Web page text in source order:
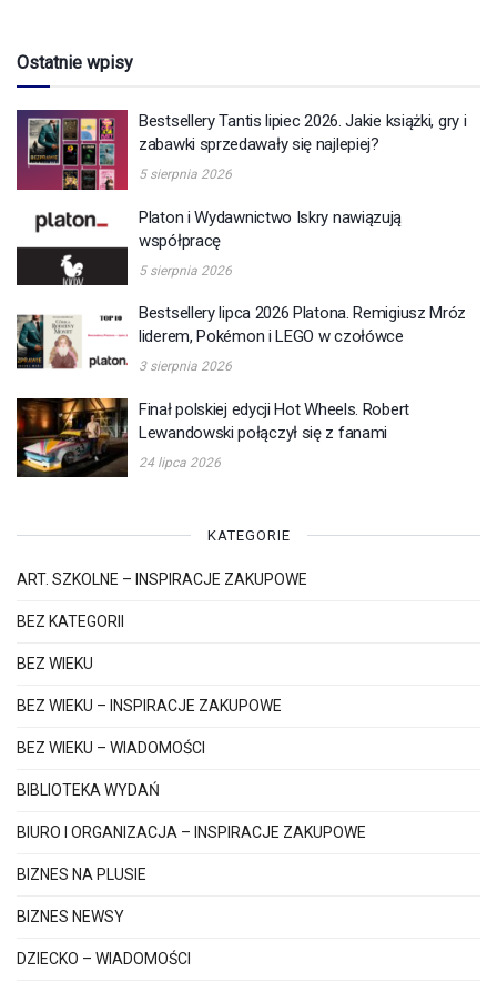
Ostatnie wpisy
Bestsellery Tantis lipiec 2026. Jakie książki, gry i
zabawki sprzedawały się najlepiej?
5 sierpnia 2026
Platon i Wydawnictwo Iskry nawiązują
współpracę
5 sierpnia 2026
Bestsellery lipca 2026 Platona. Remigiusz Mróz
liderem, Pokémon i LEGO w czołówce
3 sierpnia 2026
Finał polskiej edycji Hot Wheels. Robert
Lewandowski połączył się z fanami
24 lipca 2026
KATEGORIE
ART. SZKOLNE – INSPIRACJE ZAKUPOWE
BEZ KATEGORII
BEZ WIEKU
BEZ WIEKU – INSPIRACJE ZAKUPOWE
BEZ WIEKU – WIADOMOŚCI
BIBLIOTEKA WYDAŃ
BIURO I ORGANIZACJA – INSPIRACJE ZAKUPOWE
BIZNES NA PLUSIE
BIZNES NEWSY
DZIECKO – WIADOMOŚCI